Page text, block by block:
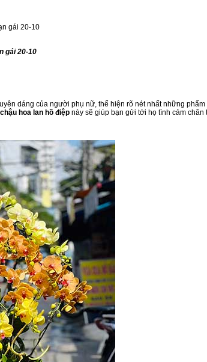
gái 20-10
dáng của người phụ nữ, thể hiện rõ nét nhất những
chậu hoa lan hồ điệp này sẽ giúp bạn gửi tới họ tình cảm chân